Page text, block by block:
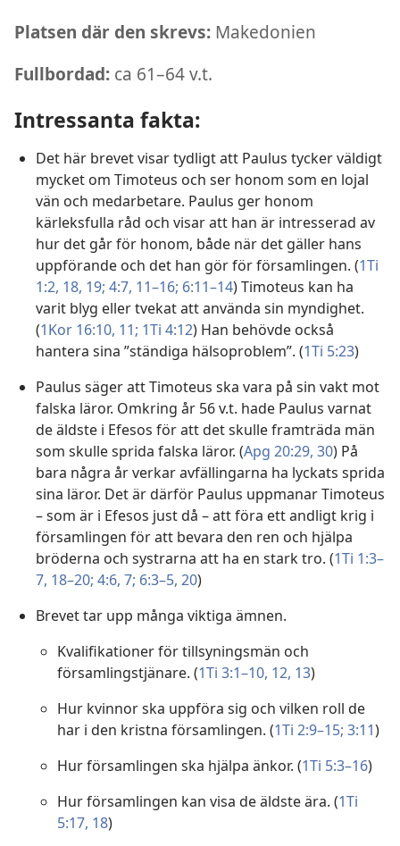
Platsen där den skrevs: Makedonien
Fullbordad: ca 61–64 v.t.
Intressanta fakta:
Det här brevet visar tydligt att Paulus tycker väldigt
mycket om Timoteus och ser honom som en lojal
vän och medarbetare. Paulus ger honom
kärleksfulla råd och visar att han är intresserad av
hur det går för honom, både när det gäller hans
uppförande och det han gör för församlingen. (1Ti
1:2, 18, 19; 4:7, 11–16; 6:11–14) Timoteus kan ha
varit blyg eller tvekat att använda sin myndighet.
(1Kor 16:10, 11; 1Ti 4:12) Han behövde också
hantera sina ”ständiga hälsoproblem”. (1Ti 5:23)
Paulus säger att Timoteus ska vara på sin vakt mot
falska läror. Omkring år 56 v.t. hade Paulus varnat
de äldste i Efesos för att det skulle framträda män
som skulle sprida falska läror. (Apg 20:29, 30) På
bara några år verkar avfällingarna ha lyckats sprida
sina läror. Det är därför Paulus uppmanar Timoteus
– som är i Efesos just då – att föra ett andligt krig i
församlingen för att bevara den ren och hjälpa
bröderna och systrarna att ha en stark tro. (1Ti 1:3–
7, 18–20; 4:6, 7; 6:3–5, 20)
Brevet tar upp många viktiga ämnen.
Kvalifikationer för tillsyningsmän och
församlingstjänare. (1Ti 3:1–10, 12, 13)
Hur kvinnor ska uppföra sig och vilken roll de
har i den kristna församlingen. (1Ti 2:9–15; 3:11)
Hur församlingen ska hjälpa änkor. (1Ti 5:3–16)
Hur församlingen kan visa de äldste ära. (1Ti
5:17, 18)